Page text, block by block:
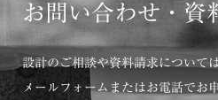
お問い合わせ・資
設計のご相談や資料請求について
メールフォームまたはお電話でお